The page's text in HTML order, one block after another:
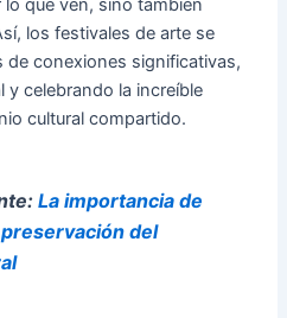
que ven, sino también
los festivales de arte se
de conexiones significativas,
y celebrando la increíble
cultural compartido.
La importancia de
del